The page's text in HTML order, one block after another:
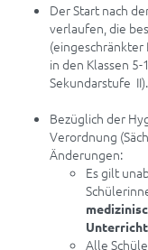
Der Start nach
verlaufen, die
in den Klassen
Sekundarstufe II).
Bezüglich der
Verordnung
Änderungen:
Es gilt
Unterricht
Alle